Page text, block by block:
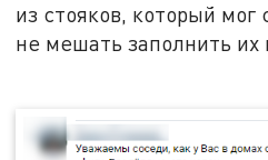
из стояков, который мог
не мешать заполнить их